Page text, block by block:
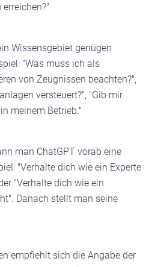
Wissensgebiet genügen
"Was muss ich als
von Zeugnissen beachten?",
versteuert?", "Gib mir
meinem Betrieb."
man ChatGPT vorab eine
"Verhalte dich wie ein Experte
"Verhalte dich wie ein
Danach stellt man seine
empfiehlt sich die Angabe der